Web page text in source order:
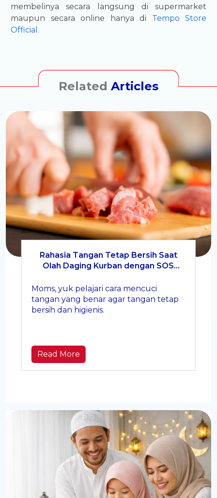
membelinya secara langsung di supermarket
maupun secara online hanya di Tempo Store
Official.
Related Articles
Rahasia Tangan Tetap Bersih Saat
Olah Daging Kurban dengan SOS
Moms, yuk pelajari cara mencuci
tangan yang benar agar tangan tetap
bersih dan higienis.
Read More